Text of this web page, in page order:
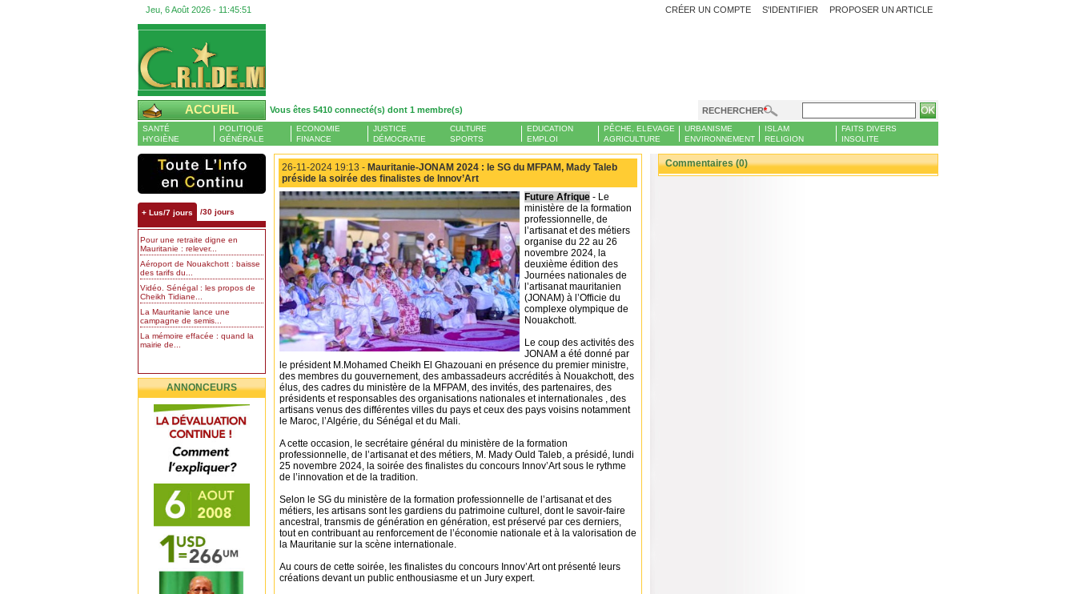
Jeu, 6 Août 2026 - 11:45:52 PROPOSER UN ARTICLE
CRÉER UN COMPTE S'IDENTIFIER
ACCUEIL Vous êtes 5410 connecté(s) dont 1 membre(s) RECHERCHER
SANTÉ
HYGIÈNE
POLITIQUE
GÉNÉRALE
ECONOMIE
FINANCE
JUSTICE
DÉMOCRATIE
CULTURE
SPORTS
EDUCATION
EMPLOI
PÊCHE, ELEVAGE
AGRICULTURE
URBANISME
ENVIRONNEMENT
ISLAM
RELIGION
FAITS DIVERS
INSOLITE
+ Lus/7 jours /30 jours
Pour une retraite digne en
Mauritanie : relever...
Aéroport de Nouakchott : baisse
des tarifs du...
Vidéo. Sénégal : les propos de
Cheikh Tidiane...
La Mauritanie lance une
campagne de semis...
La mémoire effacée : quand la
mairie de...
ANNONCEURS
26-11-2024 19:13 - Mauritanie-JONAM 2024 : le SG du MFPAM, Mady Taleb
préside la soirée des finalistes de Innov’Art
Future Afrique - Le
ministère de la formation
professionnelle, de
l’artisanat et des métiers
organise du 22 au 26
novembre 2024, la
deuxième édition des
Journées nationales de
l’artisanat mauritanien
(JONAM) à l’Officie du
complexe olympique de
Nouakchott.
Le coup des activités des
JONAM a été donné par
le président M.Mohamed Cheikh El Ghazouani en présence du premier ministre,
des membres du gouvernement, des ambassadeurs accrédités à Nouakchott, des
élus, des cadres du ministère de la MFPAM, des invités, des partenaires, des
présidents et responsables des organisations nationales et internationales , des
artisans venus des différentes villes du pays et ceux des pays voisins notamment
le Maroc, l’Algérie, du Sénégal et du Mali.
A cette occasion, le secrétaire général du ministère de la formation
professionnelle, de l’artisanat et des métiers, M. Mady Ould Taleb, a présidé, lundi
25 novembre 2024, la soirée des finalistes du concours Innov’Art sous le rythme
de l’innovation et de la tradition.
Selon le SG du ministère de la formation professionnelle de l’artisanat et des
métiers, les artisans sont les gardiens du patrimoine culturel, dont le savoir-faire
ancestral, transmis de génération en génération, est préservé par ces derniers,
tout en contribuant au renforcement de l’économie nationale et à la valorisation de
la Mauritanie sur la scène internationale.
Au cours de cette soirée, les finalistes du concours Innov’Art ont présenté leurs
créations devant un public enthousiasme et un Jury expert.
Commentaires (0)